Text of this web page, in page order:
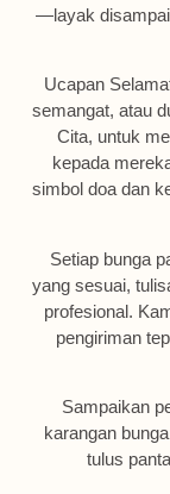
—layak
Ucapan
semangat, atau
Cita, untuk
kepada
simbol doa dan
Setiap bunga
yang sesuai,
profesional.
pengiriman
Sampaikan
karangan
tulus